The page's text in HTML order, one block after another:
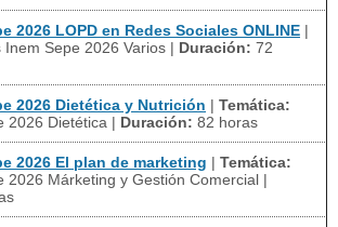
2026 LOPD en Redes Sociales ONLINE |
Inem Sepe 2026 Varios | Duración: 72
2026 Dietética y Nutrición | Temática:
2026 Dietética | Duración: 82 horas
2026 El plan de marketing | Temática:
2026 Márketing y Gestión Comercial |